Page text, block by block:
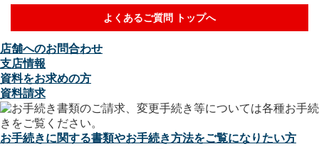
よくあるご質問 トップへ
店舗へのお問合わせ
支店情報
資料をお求めの方
資料請求
お手続きに関する書類やお手続き方法をご覧になりたい方